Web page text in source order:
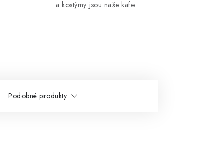
a kostýmy jsou naše kafe.
Podobné produkty